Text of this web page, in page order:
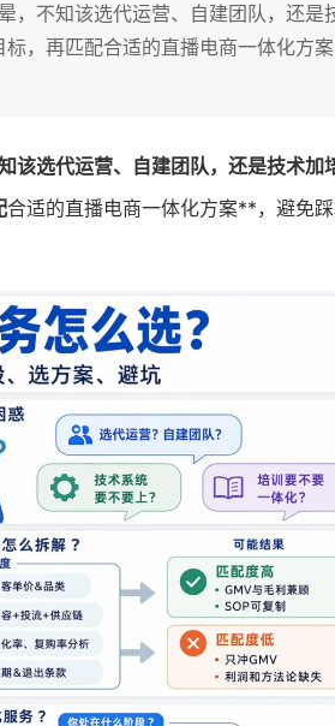
，不知该选代运营、自建团队，还是
，再匹配合适的直播电商一体化方案
该选代运营、自建团队，还是技术加
合适的直播电商一体化方案**，避免
查看详情